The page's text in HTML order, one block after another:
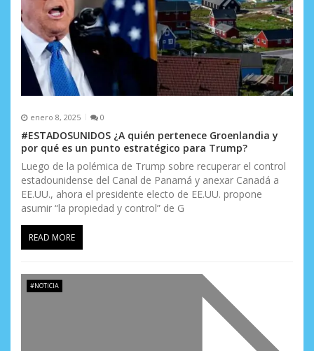
d
a
enero 8, 2025 0
#ESTADOSUNIDOS ¿A quién pertenece Groenlandia y
por qué es un punto estratégico para Trump?
Luego de la polémica de Trump sobre recuperar el control
estadounidense del Canal de Panamá y anexar Canadá a
EE.UU., ahora el presidente electo de EE.UU. propone
asumir “la propiedad y control” de G
READ MORE
#NOTICIA